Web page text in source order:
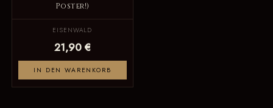
Poster!)
EISENWALD
21,90 €
IN DEN WARENKORB